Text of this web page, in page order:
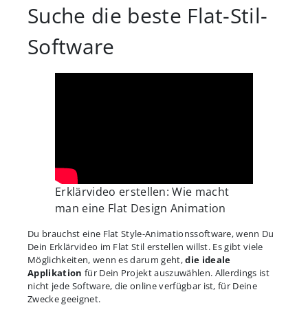
Suche die beste Flat-Stil-
Software
Erklärvideo erstellen: Wie macht
man eine Flat Design Animation
Du brauchst eine Flat Style-Animationssoftware, wenn Du
Dein Erklärvideo im Flat Stil erstellen willst. Es gibt viele
Möglichkeiten, wenn es darum geht,die ideale
Applikation für Dein Projekt auszuwählen. Allerdings ist
nicht jede Software, die online verfügbar ist, für Deine
Zwecke geeignet.